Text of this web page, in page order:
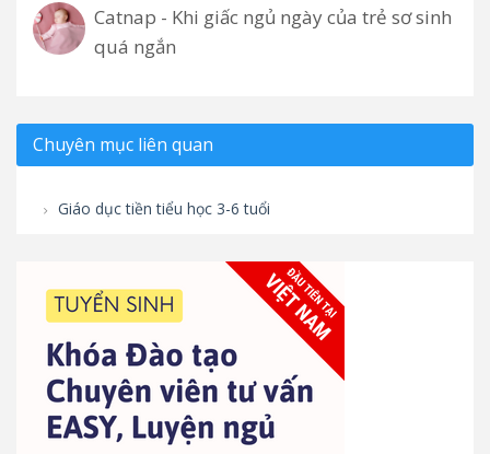
Catnap - Khi giấc ngủ ngày của trẻ sơ sinh
quá ngắn
Chuyên mục liên quan
Giáo dục tiền tiểu học 3-6 tuổi